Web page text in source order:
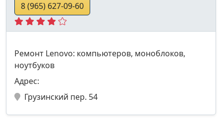
8 (965) 627-09-60
Ремонт Lenovo: компьютеров, моноблоков,
ноутбуков
Адрес:
Грузинский пер. 54